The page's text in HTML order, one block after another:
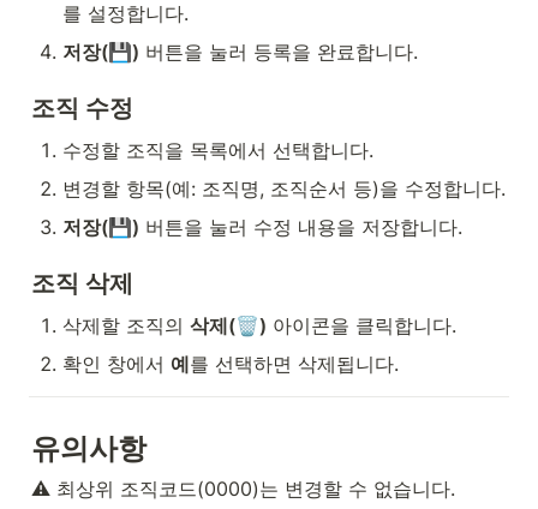
를 설정합니다.
저장(💾) 버튼을 눌러 등록을 완료합니다.
조직 수정
수정할 조직을 목록에서 선택합니다.
변경할 항목(예: 조직명, 조직순서 등)을 수정합니다.
저장(💾) 버튼을 눌러 수정 내용을 저장합니다.
조직 삭제
삭제할 조직의 삭제(🗑) 아이콘을 클릭합니다.
확인 창에서 예를 선택하면 삭제됩니다.
유의사항
⚠️ 최상위 조직코드(0000)는 변경할 수 없습니다.